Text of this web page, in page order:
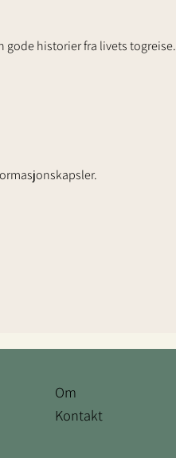
gode historier fra livets togreise.
Om
Kontakt